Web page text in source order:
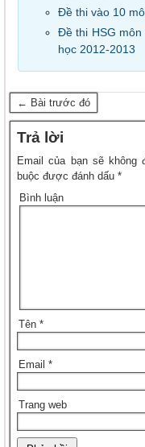
Đề thi vào 10
Đề thi HSG
học 2012-2013
← Bài trước đó
Trả lời
Email của bạn sẽ không
buộc được đánh dấu *
Bình luận
Tên *
Email *
Trang web